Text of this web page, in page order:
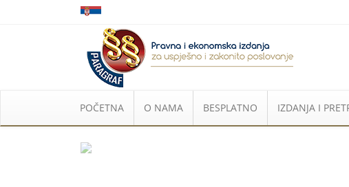
POČETNA O NAMA BESPLATNO IZDANJA I